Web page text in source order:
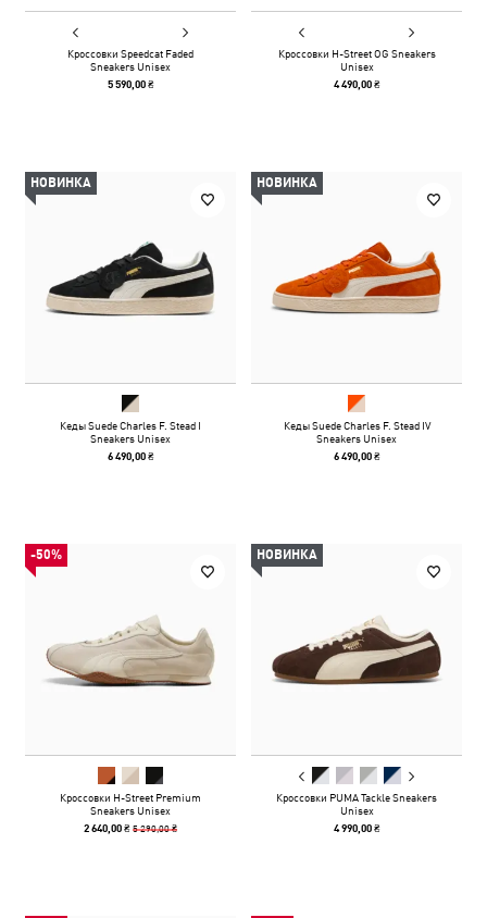
Кроссовки Speedcat Faded
Sneakers Unisex
5 590,00 ₴
Кроссовки H-Street OG Sneakers
Unisex
4 490,00 ₴
НОВИНКА
Кеды Suede Charles F. Stead I
Sneakers Unisex
6 490,00 ₴
НОВИНКА
Кеды Suede Charles F. Stead IV
Sneakers Unisex
6 490,00 ₴
-50%
Кроссовки H-Street Premium
Sneakers Unisex
2 640,00 ₴5 290,00 ₴
НОВИНКА
Кроссовки PUMA Tackle Sneakers
Unisex
4 990,00 ₴